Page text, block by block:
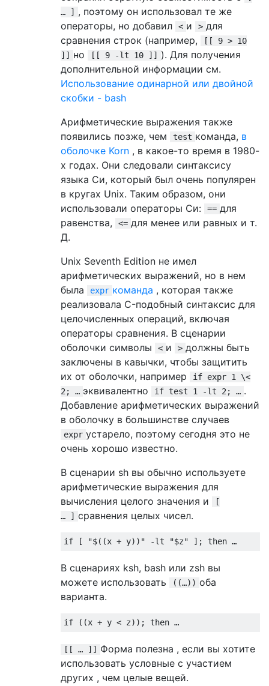
… ] , поэтому он использовал те же
операторы, но добавил
< и > для
сравнения строк (например,
[[ 9 > 10
]] но [[ 9 -lt 10 ]] ). Для получения
дополнительной информации см.
Использование одинарной или двойной
скобки - bash
Арифметические выражения также
появились позже, чем
test команда, в
оболочке Korn , в какое-то время в 1980-
х годах. Они следовали синтаксису
языка Си, который был очень популярен
в кругах Unix. Таким образом, они
использовали операторы Си:
== для
равенства,
<= для менее или равных и т.
Д.
Unix Seventh Edition не имел
арифметических выражений, но в нем
была
expr команда , которая также
реализовала C-подобный синтаксис для
целочисленных операций, включая
операторы сравнения. В сценарии
оболочки символы
< и > должны быть
заключены в кавычки, чтобы защитить
их от оболочки, например
if expr 1 \<
2; … эквивалентно if test 1 -lt 2; … .
Добавление арифметических выражений
в оболочку в большинстве случаев
expr устарело, поэтому сегодня это не
очень хорошо известно.
В сценарии sh вы обычно используете
арифметические выражения для
вычисления целого значения и
[
… ] сравнения целых чисел.
if [ "$((x + y))" -lt "$z" ]; then …
В сценариях ksh, bash или zsh вы
можете использовать
((…)) оба
варианта.
if ((x + y < z)); then …
[[ … ]] Форма полезна , если вы хотите
использовать условные с участием
других , чем целые вещей.